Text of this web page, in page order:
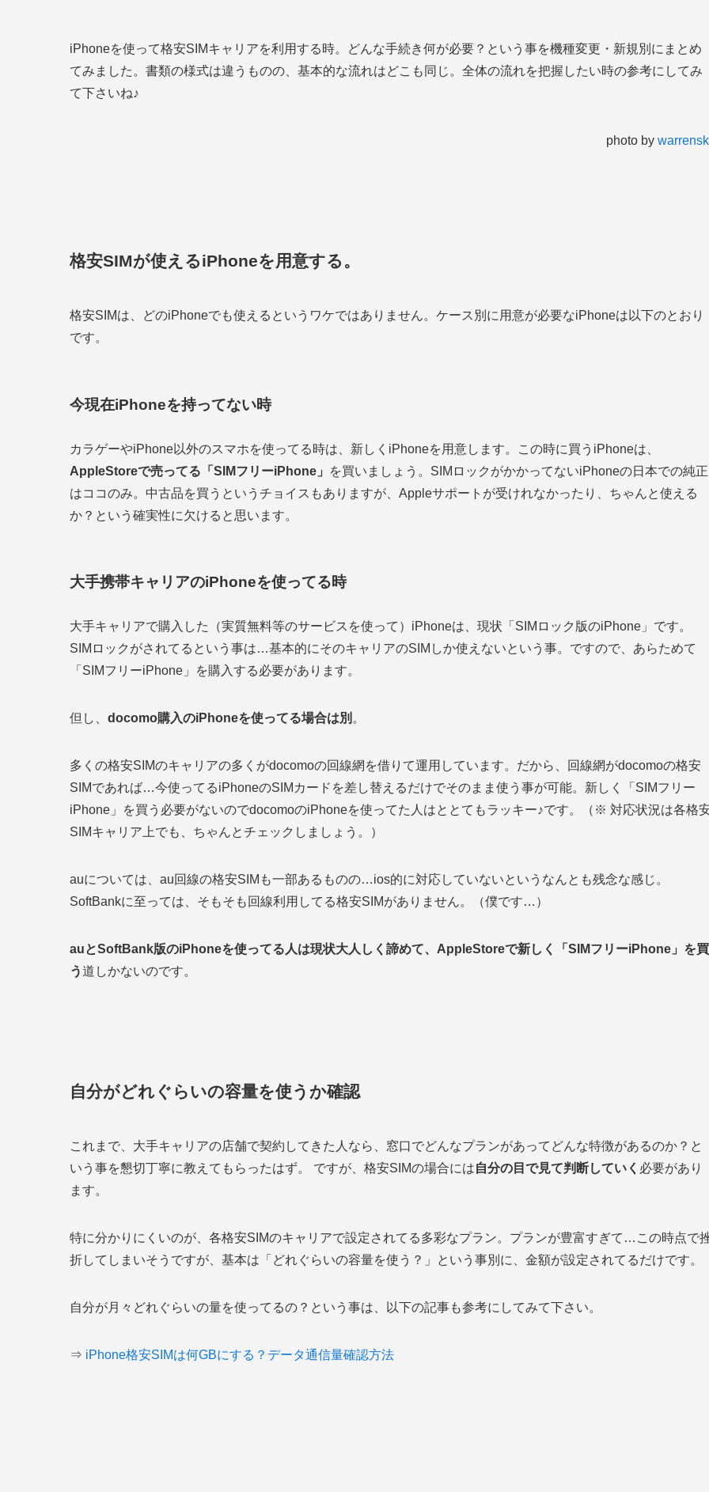
iPhoneを使って格安SIMキャリアを利用する時。どんな手続き何が必要？という事を機種変更・新規別にまとめ
てみました。書類の様式は違うものの、基本的な流れはどこも同じ。全体の流れを把握したい時の参考にしてみ
て下さいね♪
photo by
格安SIMが使えるiPhoneを用意する。
格安SIMは、どのiPhoneでも使えるというワケではありません。ケース別に用意が必要なiPhoneは以下のとおり
です。
今現在iPhoneを持ってない時
カラゲーやiPhone以外のスマホを使ってる時は、新しくiPhoneを用意します。この時に買うiPhoneは、
AppleStoreで売ってる「SIMフリーiPhone」
を買いましょう。SIMロックがかかってないiPhoneの日本での純正
はココのみ。中古品を買うというチョイスもありますが、Appleサポートが受けれなかったり、ちゃんと使える
か？という確実性に欠けると思います。
大手携帯キャリアのiPhoneを使ってる時
大手キャリアで購入した（実質無料等のサービスを使って）iPhoneは、現状「SIMロック版のiPhone」です。
SIMロックがされてるという事は…基本的にそのキャリアのSIMしか使えないという事。ですので、あらためて
「SIMフリーiPhone」を購入する必要があります。
但し、 docomo購入のiPhoneを使ってる場合は別 。
多くの格安SIMのキャリアの多くがdocomoの回線網を借りて運用しています。だから、回線網がdocomoの格安
SIMであれば…今使ってるiPhoneのSIMカードを差し替えるだけでそのまま使う事が可能。新しく「SIMフリー
iPhone」を買う必要がないのでdocomoのiPhoneを使ってた人はととてもラッキー♪です。（※ 対応状況は各格
SIMキャリア上でも、ちゃんとチェックしましょう。）
auについては、au回線の格安SIMも一部あるものの…ios的に対応していないというなんとも残念な感じ。
SoftBankに至っては、そもそも回線利用してる格安SIMがありません。（僕です…）
auとSoftBank版のiPhoneを使ってる人は現状大人しく諦めて、AppleStoreで新しく「SIMフリーiPhone」を買
う道しかないのです。
自分がどれぐらいの容量を使うか確認
これまで、大手キャリアの店舗で契約してきた人なら、窓口でどんなプランがあってどんな特徴があるのか？と
いう事を懇切丁寧に教えてもらったはず。 ですが、格安SIMの場合には自分の目で見て判断していく 必要があり
ます。
特に分かりにくいのが、各格安SIMのキャリアで設定されてる多彩なプラン。プランが豊富すぎて…この時点で
折してしまいそうですが、基本は「どれぐらいの容量を使う？」という事別に、金額が設定されてるだけです。
自分が月々どれぐらいの量を使ってるの？という事は、以下の記事も参考にしてみて下さい。
⇒ iPhone格安SIMは何GBにする？データ通信量確認方法